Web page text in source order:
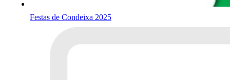
Festas de Condeixa 2025